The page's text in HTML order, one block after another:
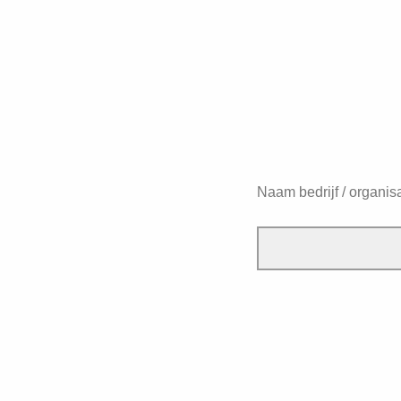
Naam bedrijf /